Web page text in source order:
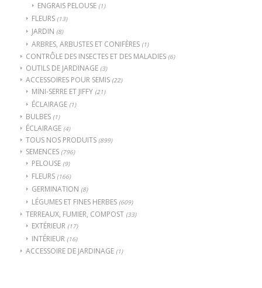
ENGRAIS PELOUSE (1)
FLEURS (13)
JARDIN (8)
ARBRES, ARBUSTES ET CONIFÈRES (1)
CONTRÔLE DES INSECTES ET DES MALADIES (6)
OUTILS DE JARDINAGE (3)
ACCESSOIRES POUR SEMIS (22)
MINI-SERRE ET JIFFY (21)
ÉCLAIRAGE (1)
BULBES (1)
ÉCLAIRAGE (4)
TOUS NOS PRODUITS (899)
SEMENCES (796)
PELOUSE (9)
FLEURS (166)
GERMINATION (8)
LÉGUMES ET FINES HERBES (609)
TERREAUX, FUMIER, COMPOST (33)
EXTÉRIEUR (17)
INTÉRIEUR (16)
ACCESSOIRE DE JARDINAGE (1)